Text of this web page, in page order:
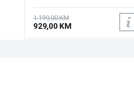
Fi6E, Bluetooth 5.3, 2x USB 3.2
Type-A, 1x USB-C 3.2
(DisplayPort + Power Delivery),
1x HDMI 1.4, 1 x Head/Micro
1.199,00 KM
929,00 KM